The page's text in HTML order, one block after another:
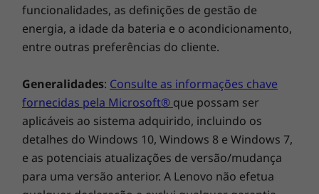
Rapid Charge em qualquer altura
A bateria está fraca e tem pouco tempo? O
Ideapad 330S suporta Rapid Charge: 15
minutos de carga correspondem a até 2 horas
de utilização.* Também poderá carregar o
telemóvel e outros dispositivos através da
porta USB 3.0, mesmo com o portátil
desligado. Rentabilize ao máximo o seu
funcionalidades, as definições de gestão de
energia, a idade da bateria e o acondicionamento,
entre outras preferências do cliente.
Generalidades: Consulte as informações chave
fornecidas pela Microsoft® que possam ser
aplicáveis ao sistema adquirido, incluindo os
detalhes do Windows 10, Windows 8 e Windows 7,
e as potenciais atualizações de versão/mudança
para uma versão anterior. A Lenovo não efetua